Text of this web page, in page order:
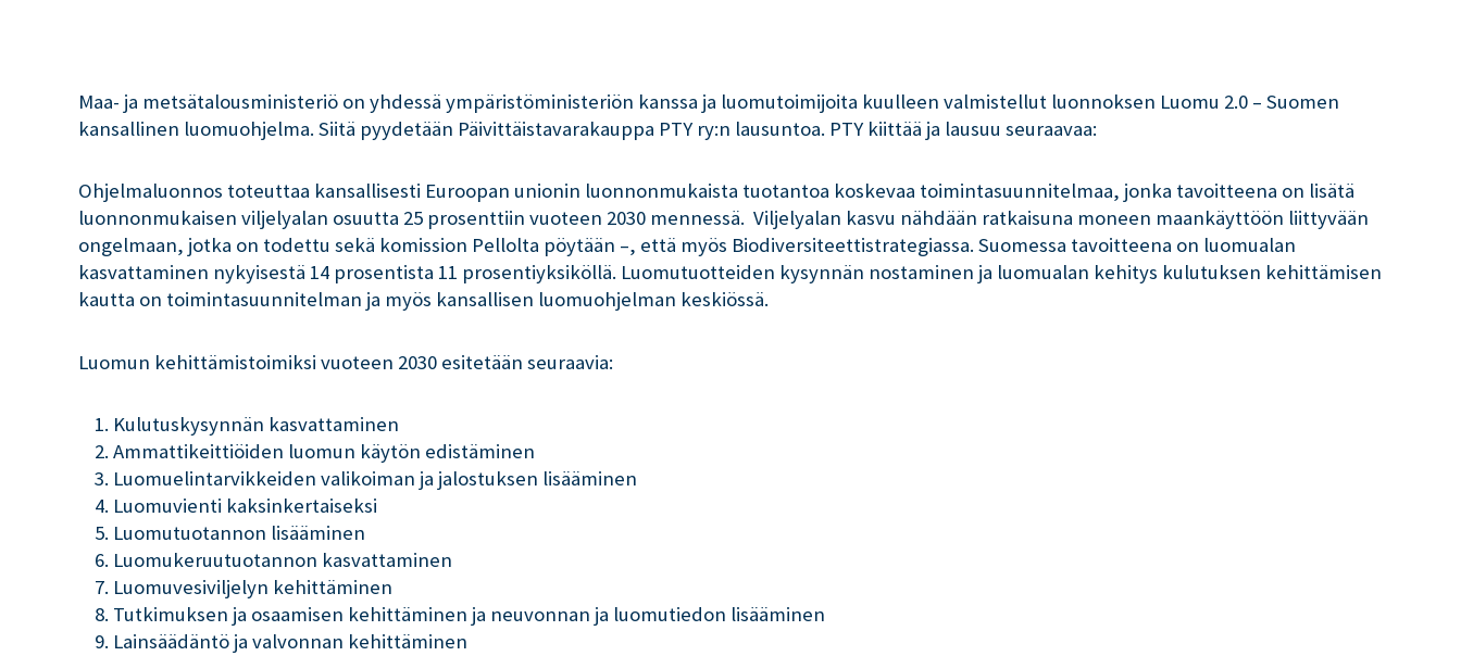
Maa- ja metsätalousministeriö on yhdessä ympäristöministeriön kanssa ja luomutoimijoita kuulleen valmistellut luonnoksen Luomu 2.0 – Suomen
kansallinen luomuohjelma. Siitä pyydetään Päivittäistavarakauppa PTY ry:n lausuntoa. PTY kiittää ja lausuu seuraavaa:
Ohjelmaluonnos toteuttaa kansallisesti Euroopan unionin luonnonmukaista tuotantoa koskevaa toimintasuunnitelmaa, jonka tavoitteena on lisätä
luonnonmukaisen viljelyalan osuutta 25 prosenttiin vuoteen 2030 mennessä. Viljelyalan kasvu nähdään ratkaisuna moneen maankäyttöön liittyvään
ongelmaan, jotka on todettu sekä komission Pellolta pöytään –, että myös Biodiversiteettistrategiassa. Suomessa tavoitteena on luomualan
kasvattaminen nykyisestä 14 prosentista 11 prosentiyksiköllä. Luomutuotteiden kysynnän nostaminen ja luomualan kehitys kulutuksen kehittämisen
kautta on toimintasuunnitelman ja myös kansallisen luomuohjelman keskiössä.
Luomun kehittämistoimiksi vuoteen 2030 esitetään seuraavia:
Kulutuskysynnän kasvattaminen
Ammattikeittiöiden luomun käytön edistäminen
Luomuelintarvikkeiden valikoiman ja jalostuksen lisääminen
Luomuvienti kaksinkertaiseksi
Luomutuotannon lisääminen
Luomukeruutuotannon kasvattaminen
Luomuvesiviljelyn kehittäminen
Tutkimuksen ja osaamisen kehittäminen ja neuvonnan ja luomutiedon lisääminen
Lainsäädäntö ja valvonnan kehittäminen